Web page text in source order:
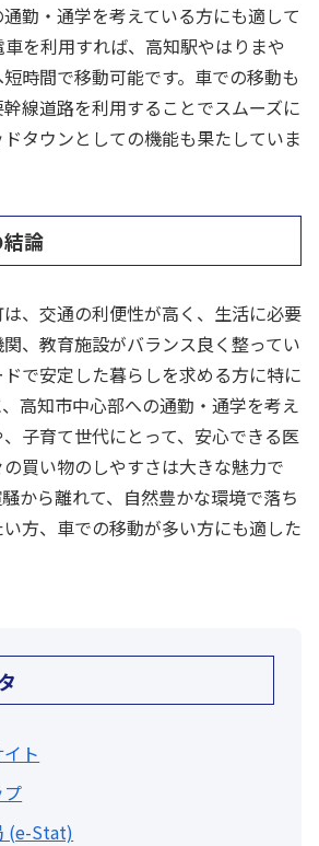
勤・通学を考えている方にも適して
を利用すれば、高知駅やはりまや
時間で移動可能です。車での移動も
線道路を利用することでスムーズに
タウンとしての機能も果たしていま
論
、交通の利便性が高く、生活に必要
、教育施設がバランス良く整ってい
で安定した暮らしを求める方に特に
高知市中心部への通勤・通学を考え
子育て世代にとって、安心できる医
買い物のしやすさは大きな魅力で
から離れて、自然豊かな環境で落ち
方、車での移動が多い方にも適した
ト
(e-Stat)